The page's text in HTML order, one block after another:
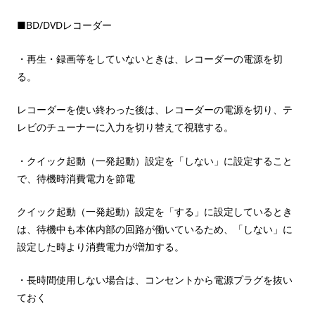
■BD/DVDレコーダー
・再生・録画等をしていないときは、レコーダーの電源を切
る。
レコーダーを使い終わった後は、レコーダーの電源を切り、テ
レビのチューナーに入力を切り替えて視聴する。
・クイック起動（一発起動）設定を「しない」に設定すること
で、待機時消費電力を節電
クイック起動（一発起動）設定を「する」に設定しているとき
は、待機中も本体内部の回路が働いているため、「しない」に
設定した時より消費電力が増加する。
・長時間使用しない場合は、コンセントから電源プラグを抜い
ておく